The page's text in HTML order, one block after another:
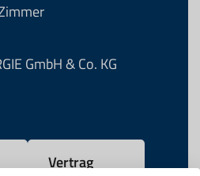
GmbH & Co. KG
Vertrag